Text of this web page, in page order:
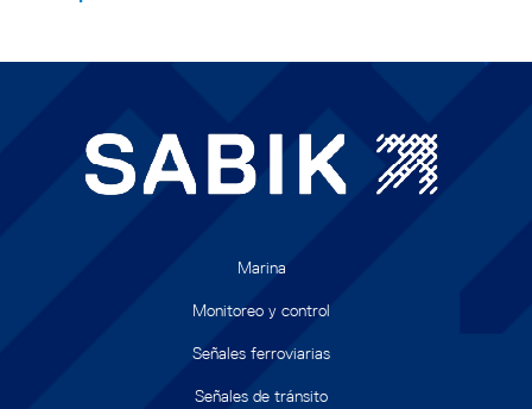
Marina
Monitoreo y control
Señales ferroviarias
Señales de tránsito